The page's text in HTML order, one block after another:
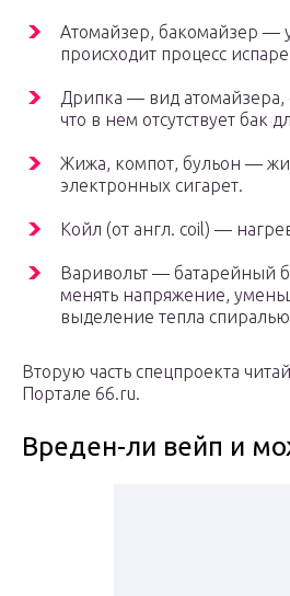
Атомайзер, бакомайзер —
происходит процесс
Дрипка — вид
что в нем отсутствует бак
Жижа, компот, бульон —
электронных сигарет.
Койл (от англ. сoil) —
Варивольт — батарейный
менять напряжение,
выделение тепла
Вторую часть спецпроекта
Портале 66.ru.
Вреден-ли вейп и